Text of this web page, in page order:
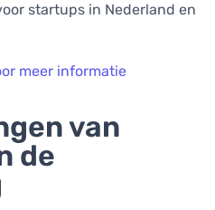
startups in Nederland en
meer informatie
van
de